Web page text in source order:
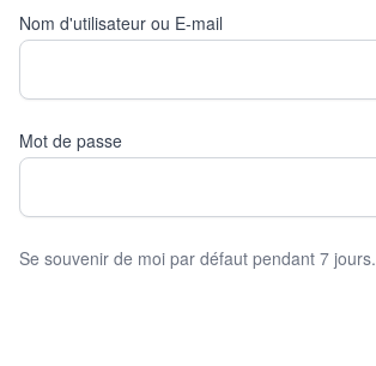
Nom d'utilisateur ou E-mail
Mot de passe
Se souvenir de moi par défaut pendant 7 jours.